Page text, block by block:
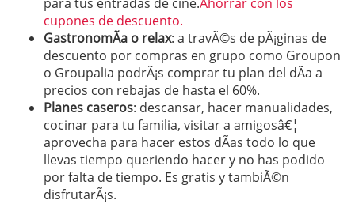
cupones de descuento.
GastronomÃ­a o relax: a travÃ©s de pÃ¡ginas de
descuento por compras en grupo como Groupon
o Groupalia podrÃ¡s comprar tu plan del dÃ­a a
precios con rebajas de hasta el 60%.
Planes caseros: descansar, hacer manualidades,
cocinar para tu familia, visitar a amigosâ€¦
aprovecha para hacer estos dÃ­as todo lo que
llevas tiempo queriendo hacer y no has podido
por falta de tiempo. Es gratis y tambiÃ©n
disfrutarÃ¡s.